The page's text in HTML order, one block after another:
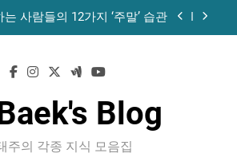
는 사람들의 12가지 ‘주말’ 습관
노화를 늦추기 위한 7가지 방법
는 사람들의 12가지 ‘주말’ 습관
Blog
주의 각종 지식 모음집